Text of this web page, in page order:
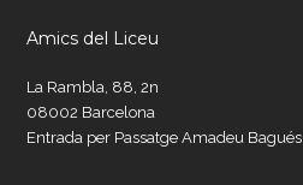
Amics del Liceu
La Rambla, 88, 2n
08002 Barcelona
Entrada per Passatge Amadeu Bagués